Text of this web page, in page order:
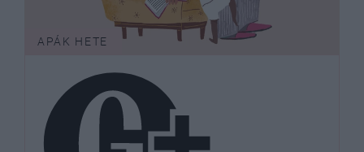
APÁK HETE